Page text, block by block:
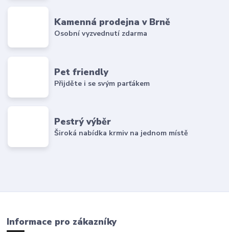
Kamenná prodejna v Brně
Osobní vyzvednutí zdarma
Pet friendly
Přijděte i se svým parťákem
Pestrý výběr
Široká nabídka krmiv na jednom místě
Informace pro zákazníky